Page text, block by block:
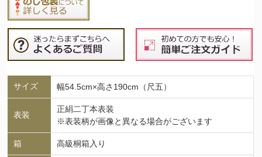
サイズ 幅54.5cm×高さ190cm（尺五）
表装
正絹二丁本表装
※表装柄が画像と異なる場合がございます
箱 高級桐箱入り